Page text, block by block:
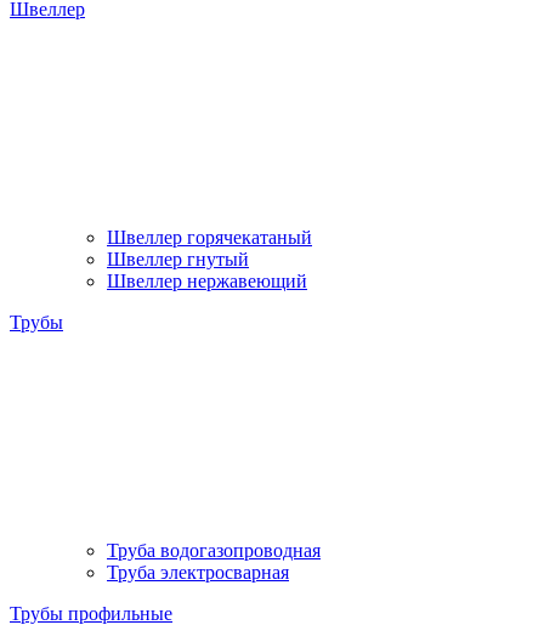
Швеллер
Швеллер горячекатаный
Швеллер гнутый
Швеллер нержавеющий
Трубы
Труба водогазопроводная
Труба электросварная
Трубы профильные